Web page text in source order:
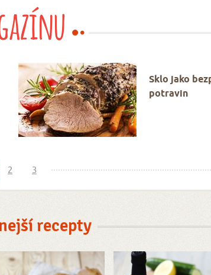
Sklo jako
potravin
2 3
recepty